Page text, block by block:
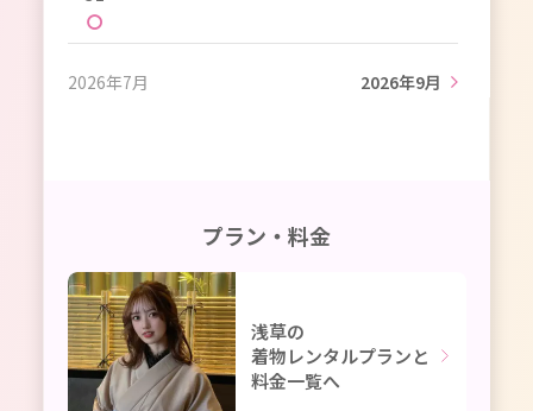
〇
2026年7月 2026年9月
プラン・料金
浅草の
着物レンタルプランと
料金一覧へ